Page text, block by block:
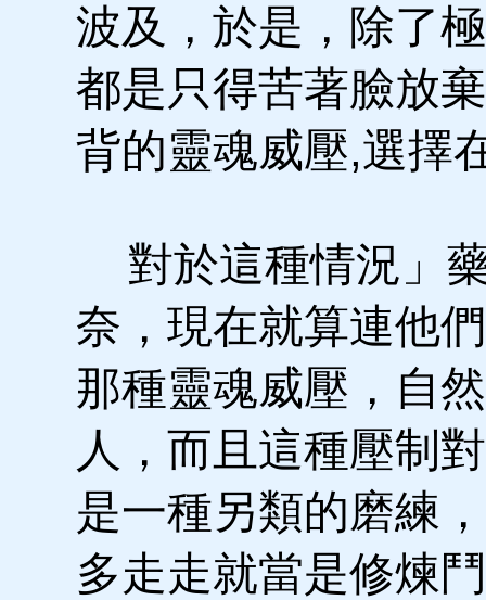
波及，於是，除了
都是只得苦著臉放
背的靈魂威壓,選擇
對於這種情況」
奈，現在就算連他
那種靈魂威壓，自
人，而且這種壓制
是一種另類的磨練
多走走就當是修煉